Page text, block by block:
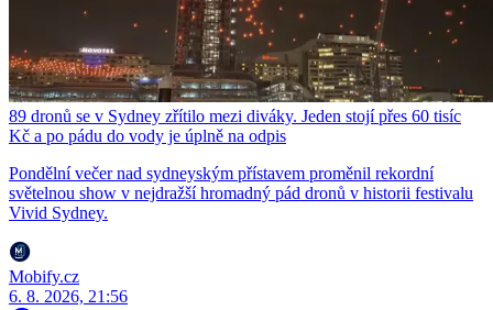
89 dronů se v Sydney zřítilo mezi diváky. Jeden stojí přes 60 tisíc
Kč a po pádu do vody je úplně na odpis
Pondělní večer nad sydneyským přístavem proměnil rekordní
světelnou show v nejdražší hromadný pád dronů v historii festivalu
Vivid Sydney.
Mobify.cz
6. 8. 2026, 21:56